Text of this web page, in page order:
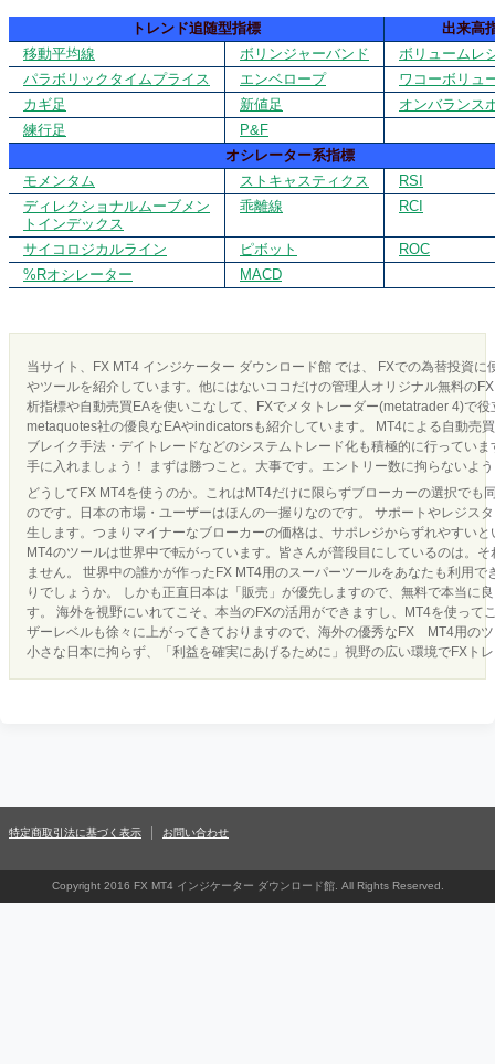
トレンド追随型指標
出来高
移動平均線
ボリンジャーバンド
ボリュームレ
パラボリックタイムプライス
エンベロープ
ワコーボリュ
カギ足
新値足
オンバランス
練行足
P&F
オシレーター系指標
モメンタム
ストキャスティクス
RSI
ディレクショナルムーブメン
トインデックス
乖離線 RCI
サイコロジカルライン ピボット
ROC
%Rオシレーター
MACD
当サイト、FX MT4 インジケーター ダウンロード館 では、 FXでの為替投資
やツールを紹介しています。他にはないココだけの管理人オリジナル無料の
析指標や自動売買EAを使いこなして、FXでメタトレーダー(metatrader 4)で
metaquotes社の優良なEAやindicatorsも紹介しています。 MT4による自動売
ブレイク手法・デイトレードなどのシステムトレード化も積極的に行ってい
手に入れましょう！ まずは勝つこと。大事です。エントリー数に拘らないよ
どうしてFX MT4を使うのか。これはMT4だけに限らずブローカーの選択でも
のです。日本の市場・ユーザーはほんの一握りなのです。 サポートやレジス
生します。つまりマイナーなブローカーの価格は、サポレジからずれやすい
MT4のツールは世界中で転がっています。皆さんが普段目にしているのは。
ません。 世界中の誰かが作ったFX MT4用のスーパーツールをあなたも利用
りでしょうか。 しかも正直日本は「販売」が優先しますので、無料で本当に
す。 海外を視野にいれてこそ、本当のFXの活用ができますし、MT4を使って
ザーレベルも徐々に上がってきておりますので、海外の優秀なFX MT4用の
小さな日本に拘らず、「利益を確実にあげるために」視野の広い環境でFXト
特定商取引法に基づく表示 お問い合わせ
Copyright 2016 FX MT4 インジケーター ダウンロード館. All Rights Reserved.